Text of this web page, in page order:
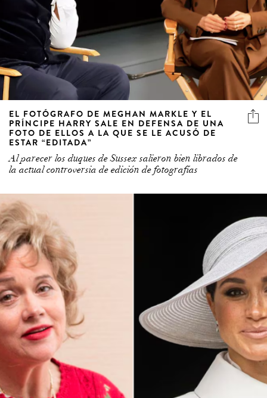
EL FOTÓGRAFO DE MEGHAN MARKLE Y EL
PRÍNCIPE HARRY SALE EN DEFENSA DE UNA
FOTO DE ELLOS A LA QUE SE LE ACUSÓ DE
ESTAR “EDITADA”
Al parecer los duques de Sussex salieron bien librados de
la actual controversia de edición de fotografías